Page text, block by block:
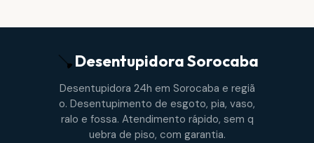
DesentupidoraSorocaba
Desentupidora 24h em Sorocaba e regiã
o. Desentupimento de esgoto, pia, vaso,
ralo e fossa. Atendimento rápido, sem q
uebra de piso, com garantia.